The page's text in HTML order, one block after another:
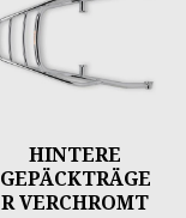
HINTERE
GEPÄCKTRÄGE
R VERCHROMT